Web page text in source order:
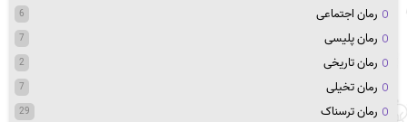
رمان اجتماعی 6
رمان پلیسی 7
رمان تاریخی 2
رمان تخیلی 7
رمان ترسناک 29